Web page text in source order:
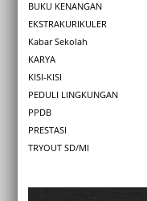
BUKU KENANGAN
EKSTRAKURIKULER
Kabar Sekolah
KARYA
KISI-KISI
PEDULI LINGKUNGAN
PPDB
PRESTASI
TRYOUT SD/MI